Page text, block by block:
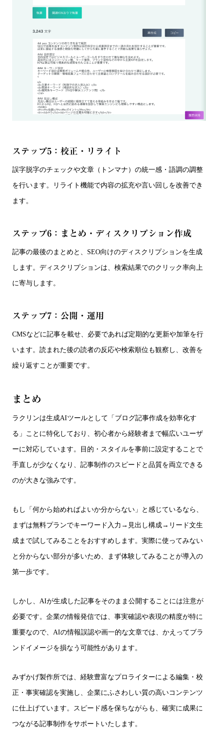
ステップ5：校正・リライト
誤字脱字のチェックや文章（トンマナ）の統一感・語調の調整
を行います。リライト機能で内容の拡充や言い回しを改善でき
ます。
ステップ6：まとめ・ディスクリプション作成
記事の最後のまとめと、SEO向けのディスクリプションを生成
します。ディスクリプションは、検索結果でのクリック率向上
に寄与します。
ステップ7：公開・運用
CMSなどに記事を載せ、必要であれば定期的な更新や加筆を行
います。読まれた後の読者の反応や検索順位も観察し、改善を
繰り返すことが重要です。
まとめ
ラクリンは生成AIツールとして「ブログ記事作成を効率化す
る」ことに特化しており、初心者から経験者まで幅広いユーザ
ーに対応しています。目的・スタイルを事前に設定することで
手直しが少なくなり、記事制作のスピードと品質を両立できる
のが大きな強みです。
もし「何から始めればよいか分からない」と感じているなら、
まずは無料プランでキーワード入力→見出し構成→リード文生
成まで試してみることをおすすめします。実際に使ってみない
と分からない部分が多いため、まず体験してみることが導入の
第一歩です。
しかし、AIが生成した記事をそのまま公開することには注意が
必要です。企業の情報発信では、事実確認や表現の精度が特に
重要なので、AIの情報誤認や画一的な文章では、かえってブラ
ンドイメージを損なう可能性があります。
みずかげ製作所では、経験豊富なプロライターによる編集・校
正・事実確認を実施し、企業にふさわしい質の高いコンテンツ
に仕上げています。スピード感を保ちながらも、確実に成果に
つながる記事制作をサポートいたします。